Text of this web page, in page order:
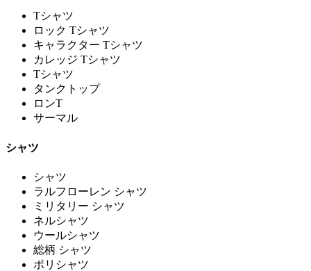
Tシャツ
ロック Tシャツ
キャラクター Tシャツ
カレッジ Tシャツ
Tシャツ
タンクトップ
ロンT
サーマル
シャツ
シャツ
ラルフローレン シャツ
ミリタリー シャツ
ネルシャツ
ウールシャツ
総柄 シャツ
ポリシャツ